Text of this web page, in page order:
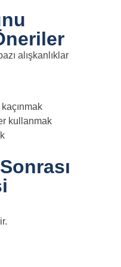
alışkanlıklar
kullanmak